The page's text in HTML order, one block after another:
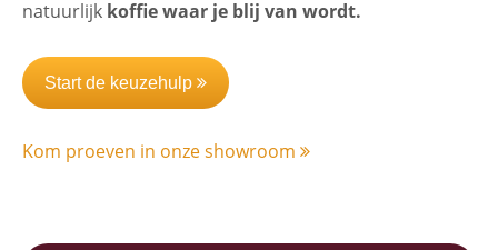
natuurlijk koffie waar je blij van wordt.
Start de keuzehulp
Kom proeven in onze showroom